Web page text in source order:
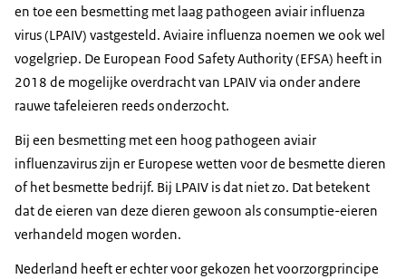
en toe een besmetting met laag pathogeen aviair influenza
virus (LPAIV) vastgesteld. Aviaire influenza noemen we ook wel
vogelgriep. De European Food Safety Authority (EFSA) heeft in
2018 de mogelijke overdracht van LPAIV via onder andere
rauwe tafeleieren reeds onderzocht.
Bij een besmetting met een hoog pathogeen aviair
influenzavirus zijn er Europese wetten voor de besmette dieren
of het besmette bedrijf. Bij LPAIV is dat niet zo. Dat betekent
dat de eieren van deze dieren gewoon als consumptie-eieren
verhandeld mogen worden.
Nederland heeft er echter voor gekozen het voorzorgprincipe